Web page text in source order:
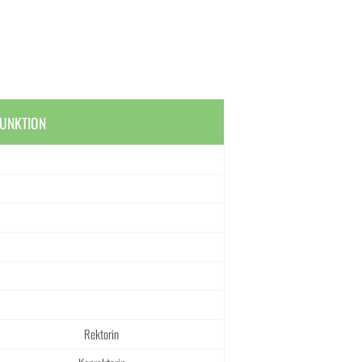
Rektorin